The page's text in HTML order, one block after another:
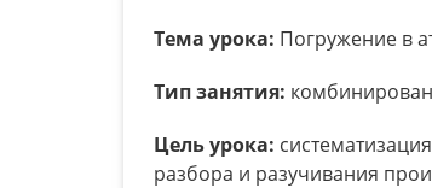
Тема урока: Погружение в
Тип занятия:
Цель урока:
разбора и разучивания